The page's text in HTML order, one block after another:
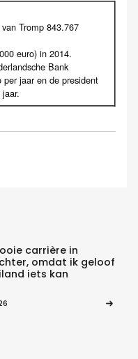
Tromp 843.767
euro) in 2014.
Bank
per jaar en de president
carrière in
omdat ik geloof
iets kan